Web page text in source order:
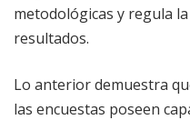
metodológicas y regula
resultados.
Lo anterior demuestra
las encuestas poseen